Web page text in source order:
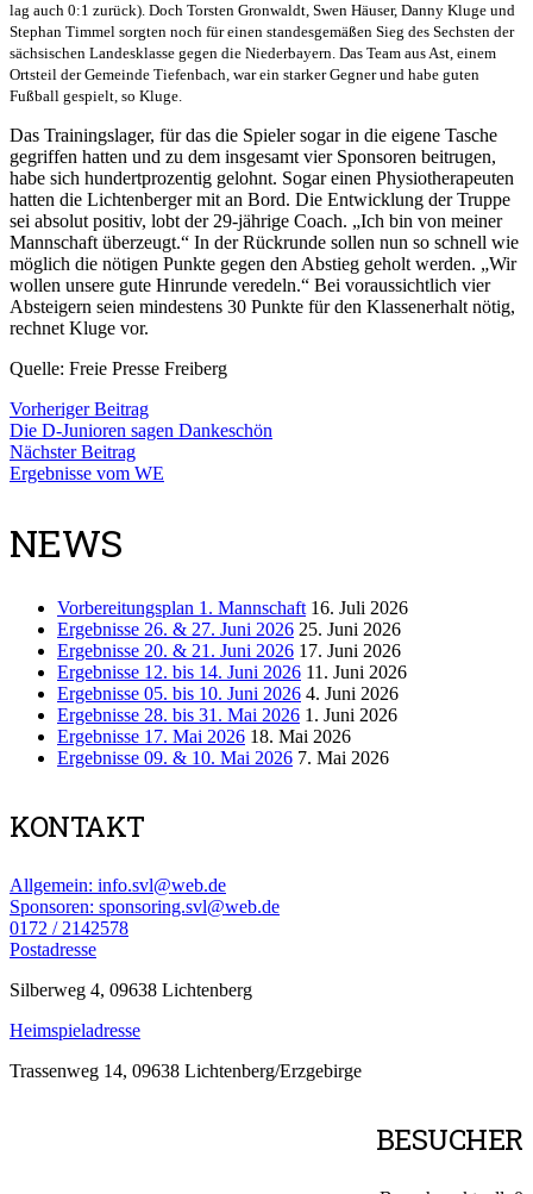
lag auch 0:1 zurück). Doch Torsten Gronwaldt, Swen Häuser, Danny Kluge und
Stephan Timmel sorgten noch für einen standesgemäßen Sieg des Sechsten der
sächsischen Landesklasse gegen die Niederbayern. Das Team aus Ast, einem
Ortsteil der Gemeinde Tiefenbach, war ein starker Gegner und habe guten
Fußball gespielt, so Kluge.
Das Trainingslager, für das die Spieler sogar in die eigene Tasche
gegriffen hatten und zu dem insgesamt vier Sponsoren beitrugen,
habe sich hundertprozentig gelohnt. Sogar einen Physiotherapeuten
hatten die Lichtenberger mit an Bord. Die Entwicklung der Truppe
sei absolut positiv, lobt der 29-jährige Coach. „Ich bin von meiner
Mannschaft überzeugt.“ In der Rückrunde sollen nun so schnell wie
möglich die nötigen Punkte gegen den Abstieg geholt werden. „Wir
wollen unsere gute Hinrunde veredeln.“ Bei voraussichtlich vier
Absteigern seien mindestens 30 Punkte für den Klassenerhalt nötig,
rechnet Kluge vor.
Quelle: Freie Presse Freiberg
Vorheriger Beitrag
Die D-Junioren sagen Dankeschön
Nächster Beitrag
Ergebnisse vom WE
NEWS
Vorbereitungsplan 1. Mannschaft 16. Juli 2026
Ergebnisse 26. & 27. Juni 2026 25. Juni 2026
Ergebnisse 20. & 21. Juni 2026 17. Juni 2026
Ergebnisse 12. bis 14. Juni 2026 11. Juni 2026
Ergebnisse 05. bis 10. Juni 2026 4. Juni 2026
Ergebnisse 28. bis 31. Mai 2026 1. Juni 2026
Ergebnisse 17. Mai 2026 18. Mai 2026
Ergebnisse 09. & 10. Mai 2026 7. Mai 2026
KONTAKT
Allgemein: info.svl@web.de
Sponsoren: sponsoring.svl@web.de
0172 / 2142578
Postadresse
Silberweg 4, 09638 Lichtenberg
Heimspieladresse
Trassenweg 14, 09638 Lichtenberg/Erzgebirge
BESUCHER